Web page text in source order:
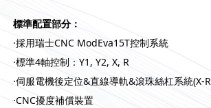
標準配置部分：
·採用瑞士CNC ModEva15T控制系統
·標準4軸控制：Y1, Y2, X, R
·伺服電機後定位&直線導軌&滾珠絲杠系統(X-
·CNC擾度補償裝置